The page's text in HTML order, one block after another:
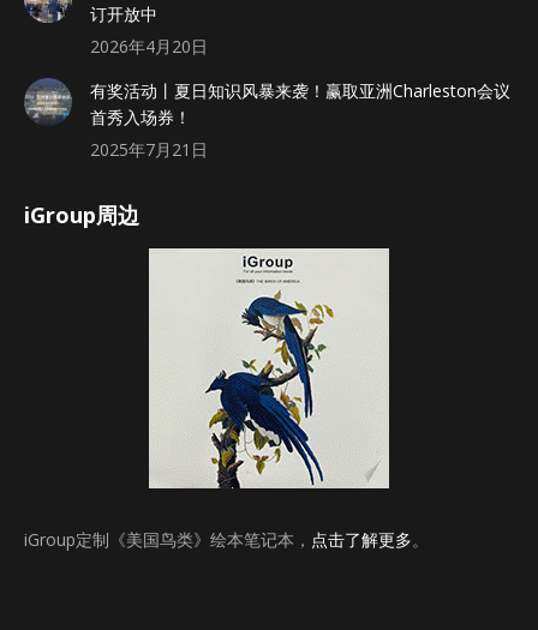
订开放中
2026年4月20日
有奖活动丨夏日知识风暴来袭！赢取亚洲Charleston会议
首秀入场券！
2025年7月21日
iGroup周边
iGroup定制《美国鸟类》绘本笔记本， 点击了解更多。